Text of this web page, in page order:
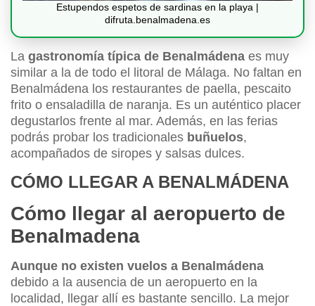
Estupendos espetos de sardinas en la playa |
difruta.benalmadena.es
La gastronomía típica de Benalmádena es muy
similar a la de todo el litoral de Málaga. No faltan en
Benalmádena los restaurantes de paella, pescaito
frito o ensaladilla de naranja. Es un auténtico placer
degustarlos frente al mar. Además, en las ferias
podrás probar los tradicionales buñuelos,
acompañados de siropes y salsas dulces.
CÓMO LLEGAR A BENALMÁDENA
Cómo llegar al aeropuerto de
Benalmadena
Aunque no existen vuelos a Benalmádena
debido a la ausencia de un aeropuerto en la
localidad, llegar allí es bastante sencillo. La mejor